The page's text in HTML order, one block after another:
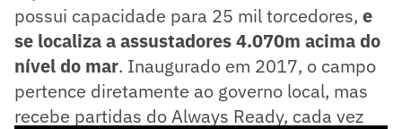
possui capacidade para 25 mil torcedores, e
se localiza a assustadores 4.070m acima do
nível do mar. Inaugurado em 2017, o campo
pertence diretamente ao governo local, mas
recebe partidas do Always Ready, cada vez